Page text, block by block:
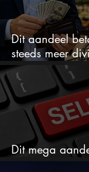
Dit aandeel
steeds meer
goedkoop
Dit mega
zeldzaam